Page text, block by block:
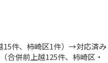
15件、柿崎区1件）→対応済み
合併前上越125件、柿崎区・